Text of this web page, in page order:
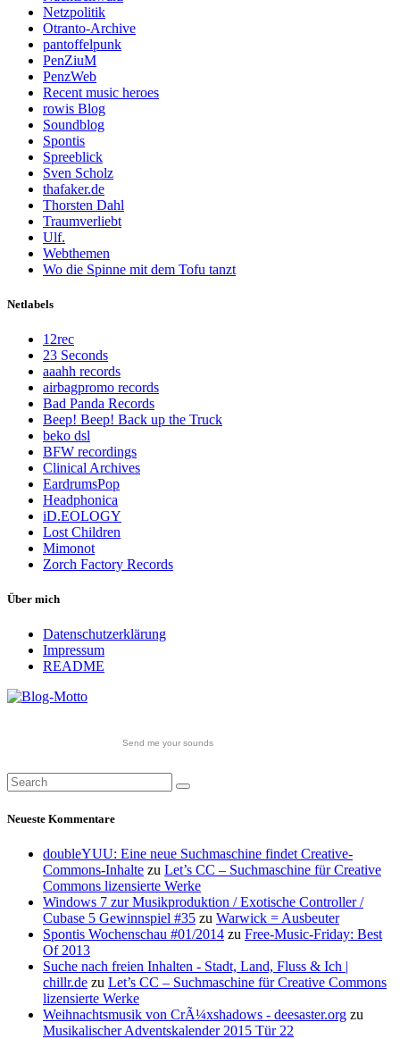
Netzpolitik
Otranto-Archive
pantoffelpunk
PenZiuM
PenzWeb
Recent music heroes
rowis Blog
Soundblog
Spontis
Spreeblick
Sven Scholz
thafaker.de
Thorsten Dahl
Traumverliebt
Ulf.
Webthemen
Wo die Spinne mit dem Tofu tanzt
Netlabels
12rec
23 Seconds
aaahh records
airbagpromo records
Bad Panda Records
Beep! Beep! Back up the Truck
beko dsl
BFW recordings
Clinical Archives
EardrumsPop
Headphonica
iD.EOLOGY
Lost Children
Mimonot
Zorch Factory Records
Über mich
Datenschutzerklärung
Impressum
README
Send me your sounds
Neueste Kommentare
doubleYUU: Eine neue Suchmaschine findet Creative-
Commons-Inhalte zu Let’s CC – Suchmaschine für Creative
Commons lizensierte Werke
Windows 7 zur Musikproduktion / Exotische Controller /
Cubase 5 Gewinnspiel #35 zu Warwick = Ausbeuter
Spontis Wochenschau #01/2014 zu Free-Music-Friday: Best
Of 2013
Suche nach freien Inhalten - Stadt, Land, Fluss & Ich |
chillr.de zu Let’s CC – Suchmaschine für Creative Commons
lizensierte Werke
Weihnachtsmusik von CrÃ¼xshadows - deesaster.org zu
Musikalischer Adventskalender 2015 Tür 22